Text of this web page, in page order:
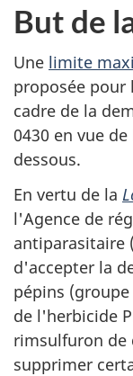
But de
Une limite
proposée
cadre de la
0430 en vue
dessous.
En vertu de la
l'Agence de
antiparasitaire
d'accepter la
pépins
de l'herbicide
rimsulfuron de
supprimer